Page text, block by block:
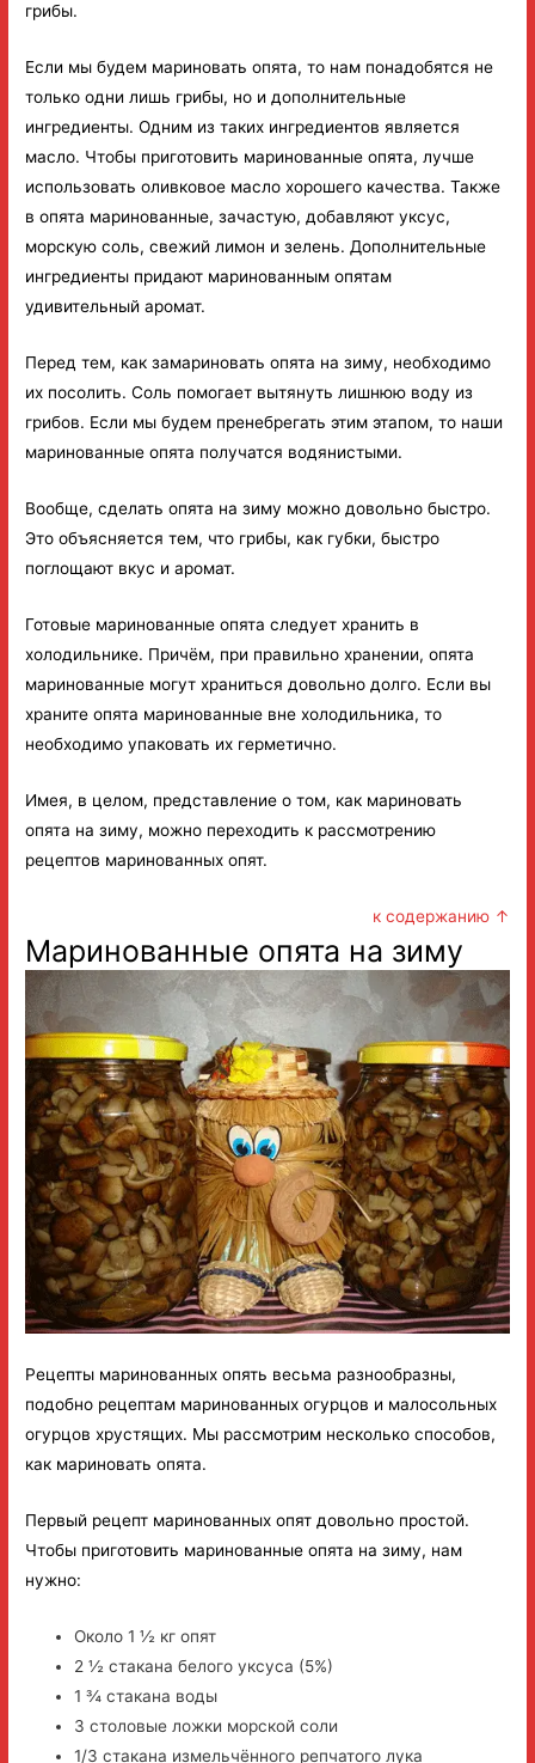
грибы.
Если мы будем мариновать опята, то нам понадобятся не
только одни лишь грибы, но и дополнительные
ингредиенты. Одним из таких ингредиентов является
масло. Чтобы приготовить маринованные опята, лучше
использовать оливковое масло хорошего качества. Также
в опята маринованные, зачастую, добавляют уксус,
морскую соль, свежий лимон и зелень. Дополнительные
ингредиенты придают маринованным опятам
удивительный аромат.
Перед тем, как замариновать опята на зиму, необходимо
их посолить. Соль помогает вытянуть лишнюю воду из
грибов. Если мы будем пренебрегать этим этапом, то наши
маринованные опята получатся водянистыми.
Вообще, сделать опята на зиму можно довольно быстро.
Это объясняется тем, что грибы, как губки, быстро
поглощают вкус и аромат.
Готовые маринованные опята следует хранить в
холодильнике. Причём, при правильно хранении, опята
маринованные могут храниться довольно долго. Если вы
храните опята маринованные вне холодильника, то
необходимо упаковать их герметично.
Имея, в целом, представление о том, как мариновать
опята на зиму, можно переходить к рассмотрению
рецептов маринованных опят.
к содержанию ↑
Маринованные опята на зиму
Рецепты маринованных опять весьма разнообразны,
подобно рецептам маринованных огурцов и малосольных
огурцов хрустящих. Мы рассмотрим несколько способов,
как мариновать опята.
Первый рецепт маринованных опят довольно простой.
Чтобы приготовить маринованные опята на зиму, нам
нужно:
Около 1 ½ кг опят
2 ½ стакана белого уксуса (5%)
1 ¾ стакана воды
3 столовые ложки морской соли
1/3 стакана измельчённого репчатого лука